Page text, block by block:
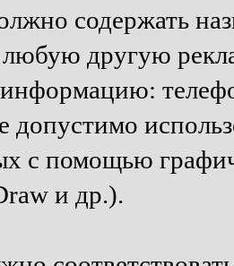
содержать
любую другую
с помощью
и др.).